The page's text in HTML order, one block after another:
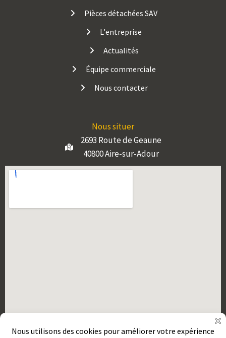
Pièces détachées SAV
L'entreprise
Actualités
Équipe commerciale
Nous contacter
Nous situer
2693 Route de Geaune
40800 Aire-sur-Adour